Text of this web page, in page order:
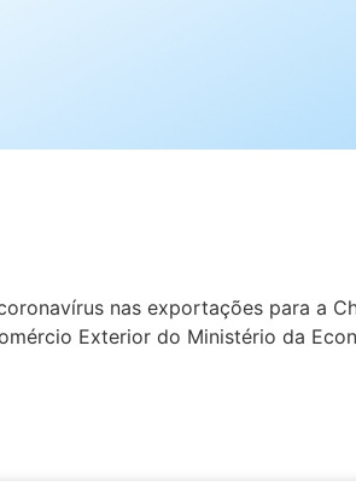
nas exportações para a
Exterior do Ministério da